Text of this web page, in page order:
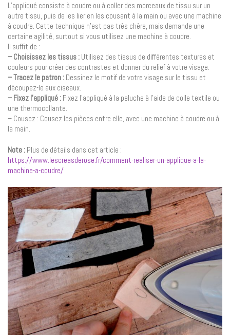
L’appliqué consiste à coudre ou à coller des morceaux de tissu sur un
autre tissu, puis de les lier en les cousant à la main ou avec une machine
à coudre. Cette technique n’est pas très chère, mais demande une
certaine agilité, surtout si vous utilisez une machine à coudre.
Il suffit de :
– Choisissez les tissus : Utilisez des tissus de différentes textures et
couleurs pour créer des contrastes et donner du relief à votre visage.
– Tracez le patron : Dessinez le motif de votre visage sur le tissu et
découpez-le aux ciseaux.
– Fixez l’appliqué : Fixez l’appliqué à la peluche à l’aide de colle textile ou
une thermocollante.
– Cousez : Cousez les pièces entre elle, avec une machine à coudre ou à
la main.
Note : Plus de détails dans cet article :
https://www.lescreasderose.fr/comment-realiser-un-applique-a-la-
machine-a-coudre/